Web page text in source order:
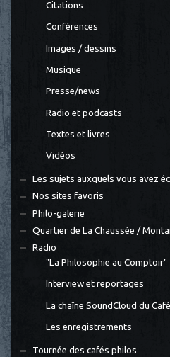
Citations
Conférences
Images / dessins
Musique
Presse/news
Radio et podcasts
Textes et livres
Vidéos
Les sujets auxquels vous avez
Nos sites favoris
Philo-galerie
Quartier de La Chaussée /
Radio
"La Philosophie au Comptoir"
Interview et reportages
La chaîne SoundCloud du
Les enregistrements
Tournée des cafés philos